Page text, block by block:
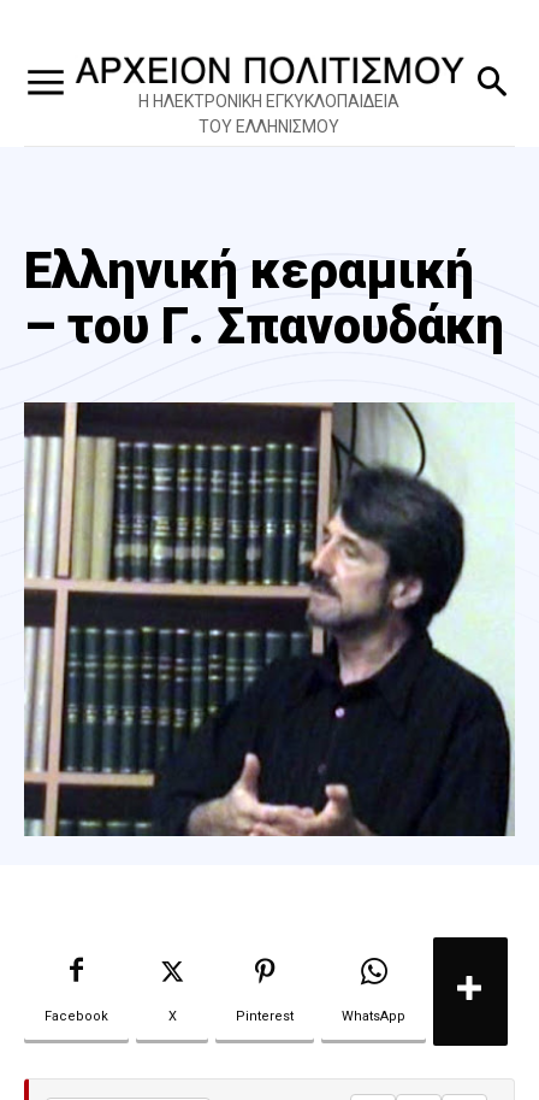
Η ΗΛΕΚΤΡΟΝΙΚΗ ΕΓΚΥΚΛΟΠΑΙΔΕΙΑ
ΤΟΥ ΕΛΛΗΝΙΣΜΟΥ
Ελληνική κεραμική
– του Γ. Σπανουδάκη
Facebook X Pinterest WhatsApp